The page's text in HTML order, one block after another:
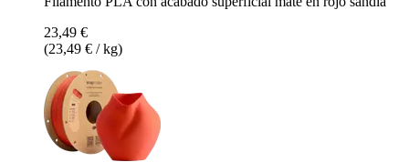
23,49 €
(23,49 € / kg)